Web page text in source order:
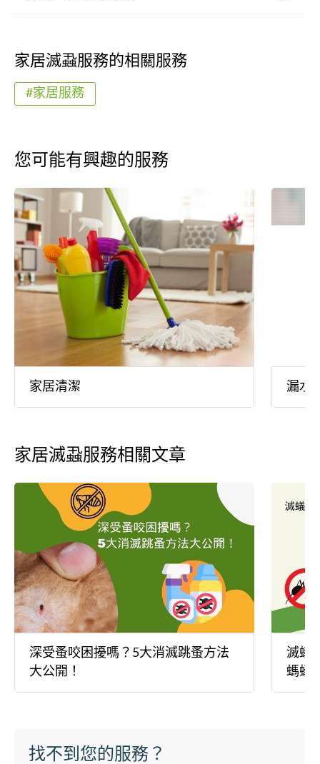
家居滅蝨服務的相關服務
#家居服務
您可能有興趣的服務
家居清潔 漏水
家居滅蝨服務相關文章
深受蚤咬困擾嗎？5大消滅跳蚤方法
大公開！
滅蟻
螞蟻
找不到您的服務？